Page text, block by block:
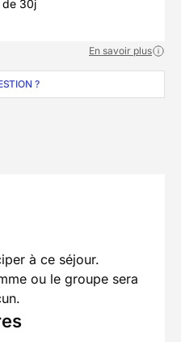
de 30j
En savoir plus
?
à ce séjour.
ou le groupe sera